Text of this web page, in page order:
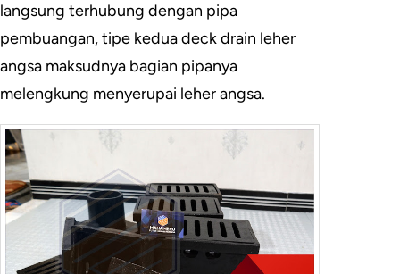
langsung terhubung dengan pipa
pembuangan, tipe kedua deck drain leher
angsa maksudnya bagian pipanya
melengkung menyerupai leher angsa.